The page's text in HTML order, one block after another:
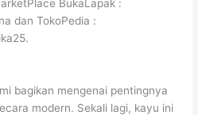
BukaLapak :
dan TokoPedia :
bagikan mengenai pentingnya
modern. Sekali lagi, kayu ini